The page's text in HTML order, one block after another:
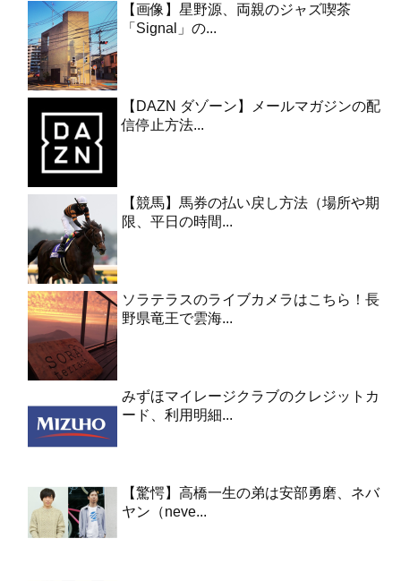
【画像】星野源、両親のジャズ喫茶
「Signal」の...
【DAZN ダゾーン】メールマガジンの配
信停止方法...
【競馬】馬券の払い戻し方法（場所や期
限、平日の時間...
ソラテラスのライブカメラはこちら！長
野県竜王で雲海...
みずほマイレージクラブのクレジットカ
ード、利用明細...
【驚愕】高橋一生の弟は安部勇磨、ネバ
ヤン（neve...